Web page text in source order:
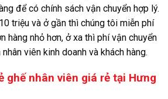
để có chính sách vận chuyển hợp lý.
triệu và ở gần thì chúng tôi miễn phí
hàng nhỏ hơn, ở xa thì phí vận chuyển
viên kinh doanh và khách hàng.
ghế nhân viên giá rẻ tại Hưng